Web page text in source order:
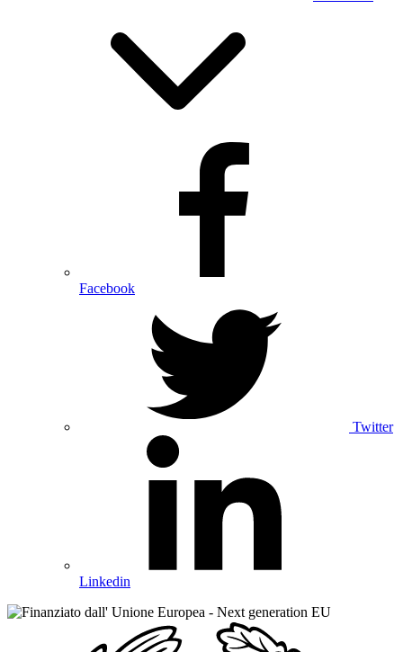
Facebook
Twitter
Linkedin